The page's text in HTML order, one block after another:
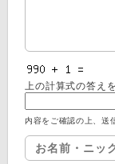
上の計算式の答え
内容をご確認の上、送